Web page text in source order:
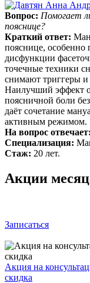
Вопрос: Помогает
пояснице?
Краткий ответ:
пояснице,
дисфункции
точечные техники
снимают триггеры и
Наилучший эффект
поясничной боли
даёт сочетание
активным режимом.
На вопрос отвечает:
Специализация:
Стаж: 20 лет.
Акции
Записаться
Акция на
скидка